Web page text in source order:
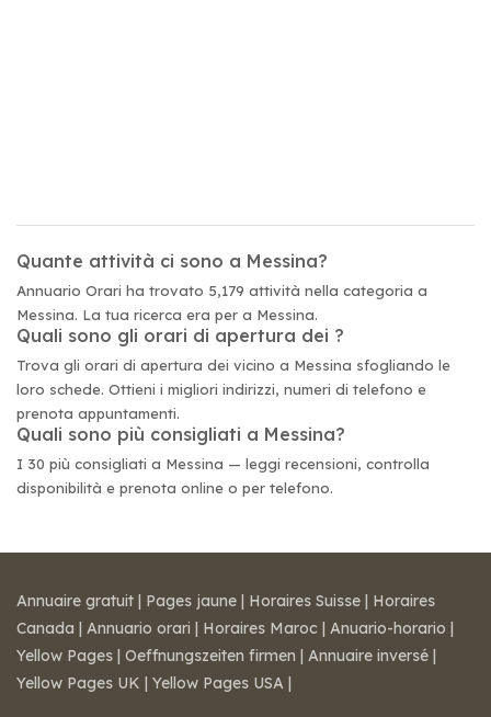
Quante attività ci sono a Messina?
Annuario Orari ha trovato 5,179 attività nella categoria a
Messina. La tua ricerca era per a Messina.
Quali sono gli orari di apertura dei ?
Trova gli orari di apertura dei vicino a Messina sfogliando le
loro schede. Ottieni i migliori indirizzi, numeri di telefono e
prenota appuntamenti.
Quali sono più consigliati a Messina?
I 30 più consigliati a Messina — leggi recensioni, controlla
disponibilità e prenota online o per telefono.
Annuaire gratuit | Pages jaune | Horaires Suisse | Horaires
Canada | Annuario orari | Horaires Maroc | Anuario-horario |
Yellow Pages | Oeffnungszeiten firmen | Annuaire inversé |
Yellow Pages UK | Yellow Pages USA |